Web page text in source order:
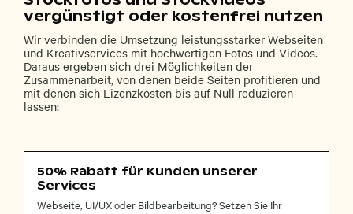
vergünstigt oder kostenfrei nutzen
Wir verbinden die Umsetzung leistungsstarker Webseiten
und Kreativservices mit hochwertigen Fotos und Videos.
Daraus ergeben sich drei Möglichkeiten der
Zusammenarbeit, von denen beide Seiten profitieren und
mit denen sich Lizenzkosten bis auf Null reduzieren
lassen:
50% Rabatt für Kunden unserer
Services
Webseite, UI/UX oder Bildbearbeitung? Setzen Sie Ihr